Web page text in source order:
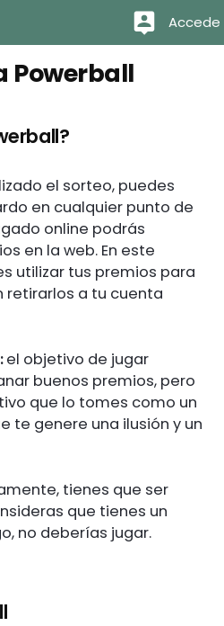
Accede
Powerball
el sorteo, puedes
en cualquier punto de
online podrás
en la web. En este
utilizar tus premios para
retirarlos a tu cuenta
el objetivo de jugar
buenos premios, pero
que lo tomes como un
te genere una ilusión y un
tienes que ser
que tienes un
no deberías jugar.